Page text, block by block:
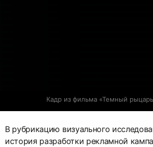
Кадр из фильма «Темный
В рубрикацию визуального
история разработки рекламной